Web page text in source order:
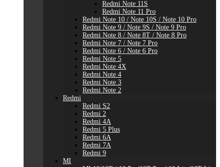
Redmi Note 11S
Redmi Note 11 Pro
Redmi Note 10 / Note 10S / Note 10 Pro
Redmi Note 9 / Note 9S / Note 9 Pro
Redmi Note 8 / Note 8T / Note 8 Pro
Redmi Note 7 / Note 7 Pro
Redmi Note 6 / Note 6 Pro
Redmi Note 5
Redmi Note 4X
Redmi Note 4
Redmi Note 3
Redmi Note 2
Redmi
Redmi S2
Redmi 2
Redmi 4A
Redmi 5 Plus
Redmi 6A
Redmi 7A
Redmi 9
MI